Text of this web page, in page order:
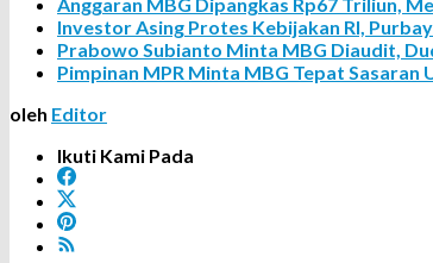
Investor Asing Protes Kebijakan RI,
Prabowo Subianto Minta MBG Diaudit,
Pimpinan MPR Minta MBG Tepat
oleh Editor
Ikuti Kami Pada